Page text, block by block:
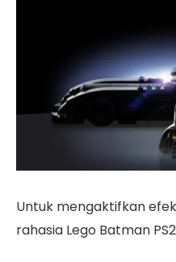
Untuk mengaktifkan
rahasia Lego Batman